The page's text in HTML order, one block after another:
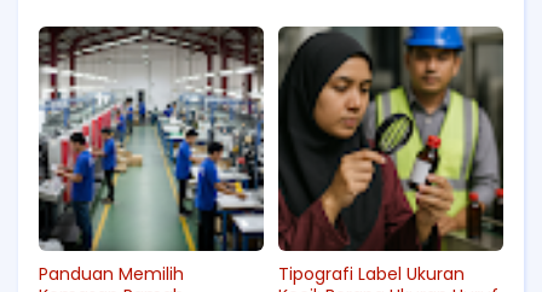
Panduan Memilih
Tipografi Label Ukuran